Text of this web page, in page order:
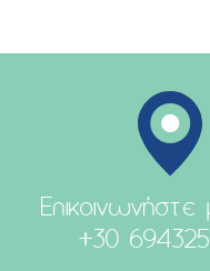
Επικοινωνήστε
+30